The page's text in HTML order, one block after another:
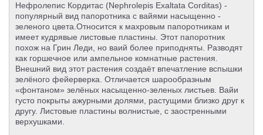
Нефролепис Кордитас (Nephrolepis Exaltata Corditas) -
популярный вид папоротника с вайями насыщенно -
зеленого цвета.Относится к махровым папоротникам и
имеет кудрявые листовые пластины. Этот папоротник
похож на Грин Леди, но ваий более приподняты. Разводят
как горшечное или ампельное комнатные растения.
Внешний вид этот растения создаёт впечатление вспышки
зелёного фейерверка. Отличается шарообразным
«фонтаном» зелёных насыщенно-зеленых листьев. Вайи
густо покрыты ажурными долями, растущими близко друг к
другу. Листовые пластины волнистые, c заостренными
верхушками.